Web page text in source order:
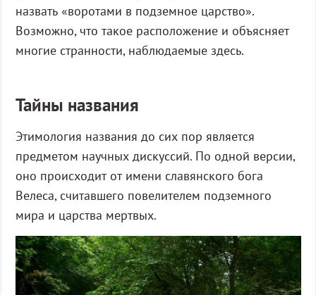
назвать «воротами в подземное царство».
Возможно, что такое расположение и объясняет
многие странности, наблюдаемые здесь.
Тайны названия
Этимология названия до сих пор является
предметом научных дискуссий. По одной версии,
оно происходит от имени славянского бога
Велеса, считавшего повелителем подземного
мира и царства мертвых.